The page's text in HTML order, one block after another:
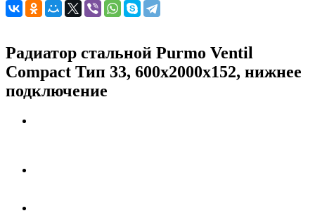
Радиатор стальной Purmo Ventil
Compact Тип 33, 600x2000x152, нижнее
подключение